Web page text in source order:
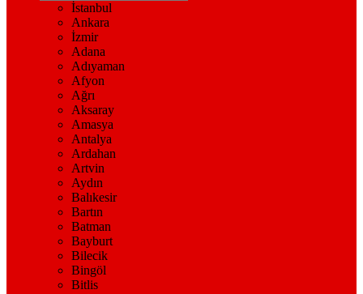
İstanbul
Ankara
İzmir
Adana
Adıyaman
Afyon
Ağrı
Aksaray
Amasya
Antalya
Ardahan
Artvin
Aydın
Balıkesir
Bartın
Batman
Bayburt
Bilecik
Bingöl
Bitlis